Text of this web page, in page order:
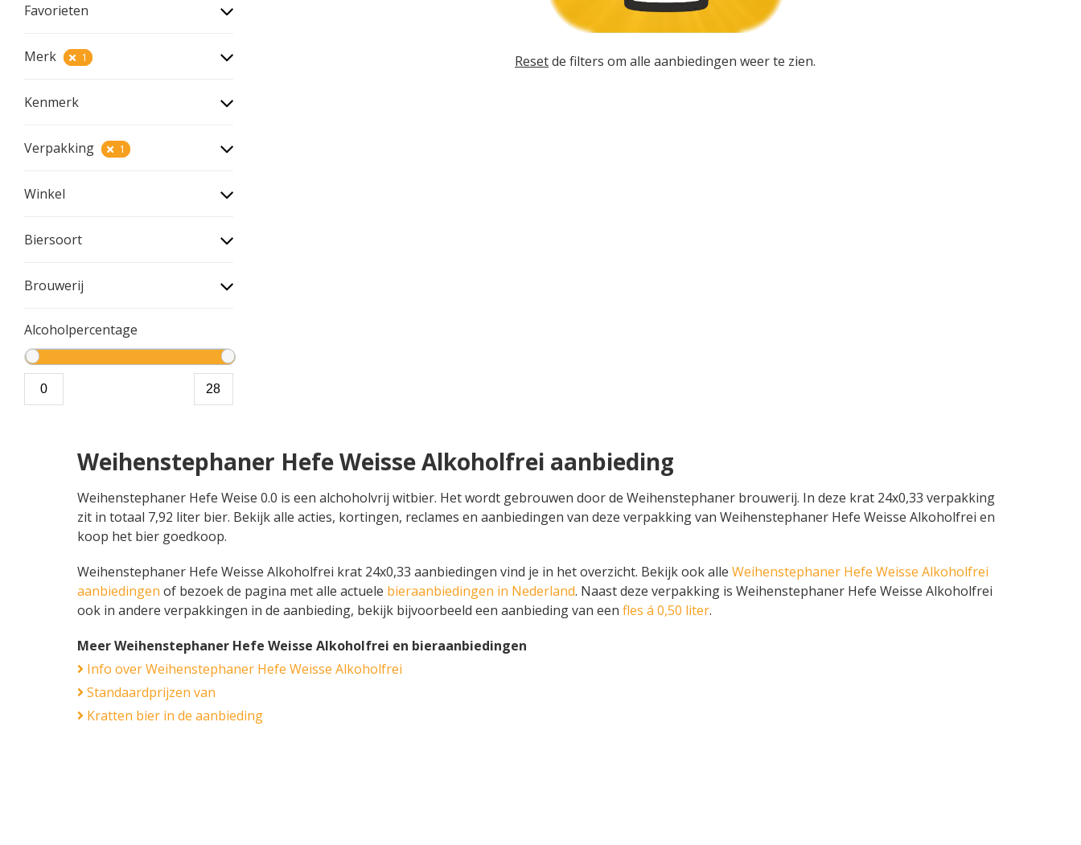
Favorieten
Merk 1
Kenmerk
Verpakking 1
Winkel
Biersoort
Brouwerij
Alcoholpercentage
Resetde filters om alle aanbiedingen weer te zien.
Weihenstephaner Hefe Weisse Alkoholfrei aanbieding
Weihenstephaner Hefe Weise 0.0 is een alchoholvrij witbier. Het wordt gebrouwen door de Weihenstephaner brouwerij. In deze krat 24x0,33 verpakking
zit in totaal 7,92 liter bier. Bekijk alle acties, kortingen, reclames en aanbiedingen van deze verpakking van Weihenstephaner Hefe Weisse Alkoholfrei en
koop het bier goedkoop.
Weihenstephaner Hefe Weisse Alkoholfrei krat 24x0,33 aanbiedingen vind je in het overzicht. Bekijk ook alle Weihenstephaner Hefe Weisse Alkoholfrei
aanbiedingen of bezoek de pagina met alle actuele bieraanbiedingen in Nederland. Naast deze verpakking is Weihenstephaner Hefe Weisse Alkoholfrei
ook in andere verpakkingen in de aanbieding, bekijk bijvoorbeeld een aanbieding van een fles á 0,50 liter.
Meer Weihenstephaner Hefe Weisse Alkoholfrei en bieraanbiedingen
Info over Weihenstephaner Hefe Weisse Alkoholfrei
Standaardprijzen van
Kratten bier in de aanbieding